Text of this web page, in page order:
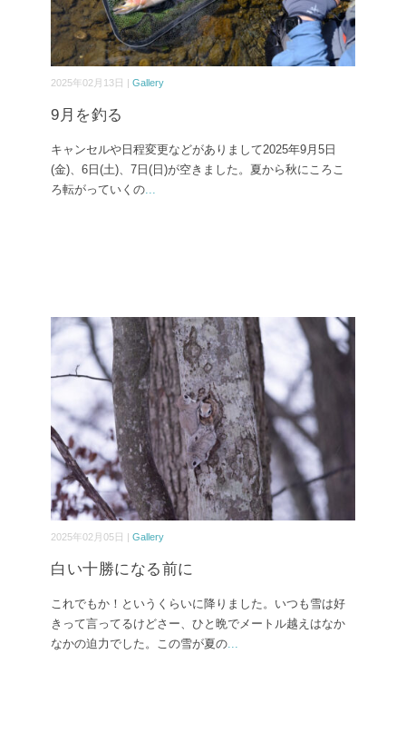
2025年02月13日 | Gallery
9月を釣る
キャンセルや日程変更などがありまして2025年9月5日
(金)、6日(土)、7日(日)が空きました。夏から秋にころこ
ろ転がっていくの
2025年02月05日 | Gallery
白い十勝になる前に
これでもか！というくらいに降りました。いつも雪は好
きって言ってるけどさー、ひと晩でメートル越えはなか
なかの迫力でした。この雪が夏の